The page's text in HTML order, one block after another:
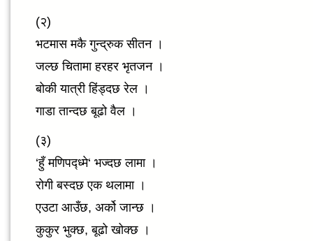
(२)
भटमास मकै गुन्द्रुक सीतन ।
जल्छ चितामा हरहर भृतजन ।
बोकी यात्री हिंड्दछ रेल ।
गाडा तान्दछ बूढो वैल ।
(३)
‘हुँ मणिपद्ध्मे‘ भज्दछ लामा ।
रोगी बस्दछ एक थलामा ।
एउटा आउँछ, अर्को जान्छ ।
कुकुर भुक्छ, बूढो खोक्छ ।